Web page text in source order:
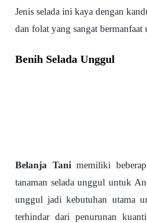
Jenis selada ini kaya dengan
dan folat yang sangat
Benih Selada Unggul
Belanja Tanimemiliki
tanaman selada unggul untuk
unggul jadi kebutuhan utama
terhindar dari penurunan